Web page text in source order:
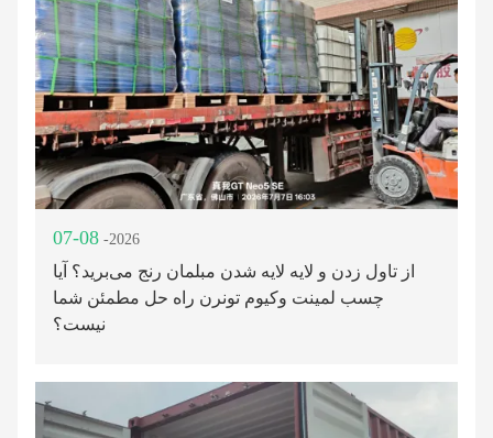
07-08 -2026
از تاول زدن و لایه لایه شدن مبلمان رنج می‌برید؟ آیا
چسب لمینت وکیوم تونرن راه حل مطمئن شما
نیست؟